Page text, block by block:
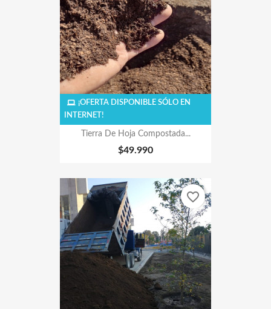
Tierra De Hoja Compostada...
$49.990
¡OFERTA DISPONIBLE SÓLO EN
INTERNET!
favorite_border